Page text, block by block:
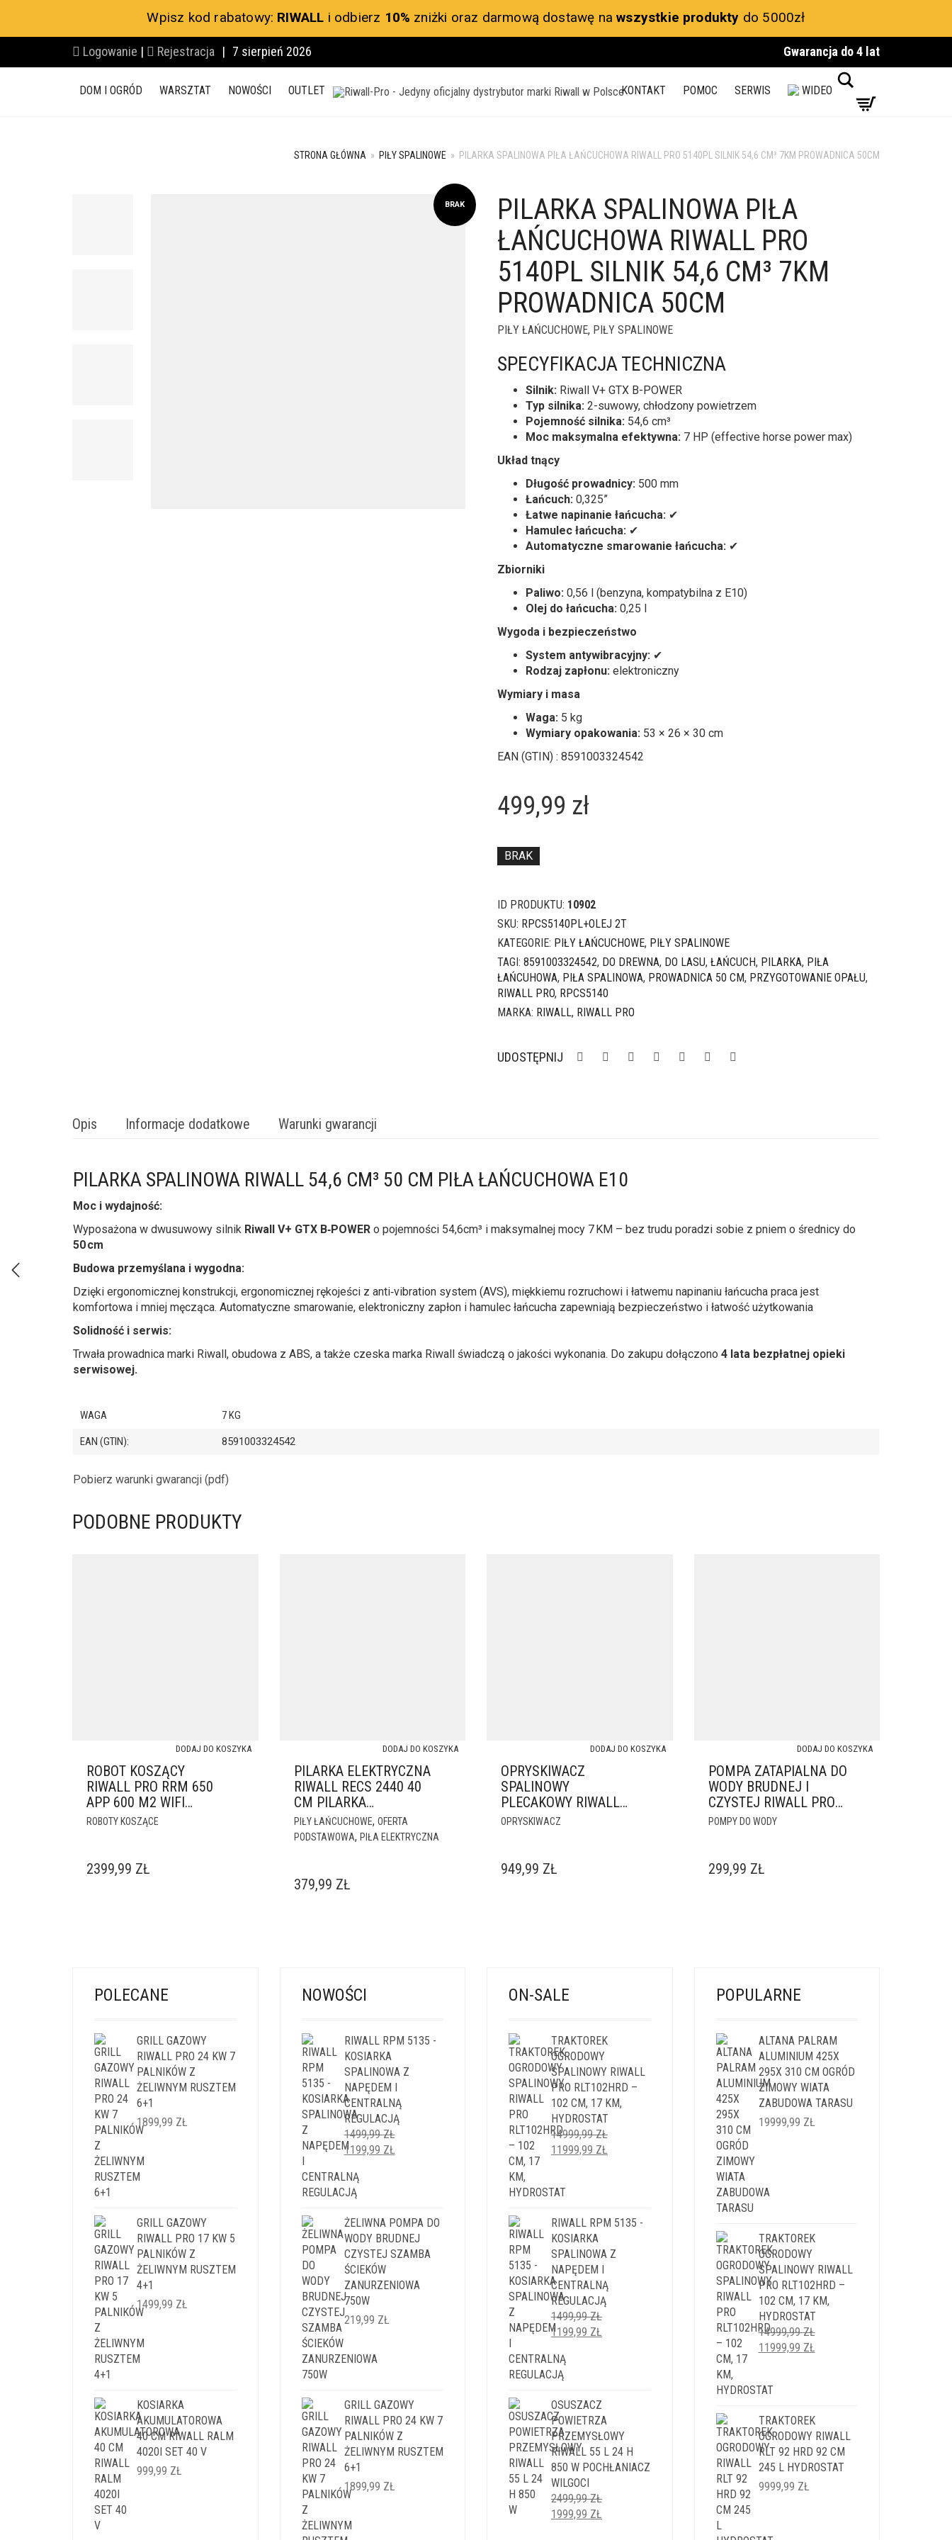
Wpisz kod rabatowy: RIWALL i odbierz 10% zniżki oraz darmową dostawę nawszystkie produkty do 5000zł
Logowanie | Rejestracja | 7 sierpień 2026 Gwarancja do 4 lat
DOM I OGRÓD WARSZTAT NOWOŚCI OUTLET KONTAKT POMOC SERWIS WIDEO
STRONA GŁÓWNA » PIŁY SPALINOWE » PILARKA SPALINOWA PIŁA ŁAŃCUCHOWA RIWALL PRO 5140PL SILNIK 54,6 CM³ 7KM PROWADNICA 50CM
BRAK
PILARKA SPALINOWA PIŁA
ŁAŃCUCHOWA RIWALL PRO
5140PL SILNIK 54,6 CM³ 7KM
PROWADNICA 50CM
PIŁY ŁAŃCUCHOWE, PIŁY SPALINOWE
SPECYFIKACJA TECHNICZNA
Silnik: Riwall V+ GTX B-POWER
Typ silnika: 2-suwowy, chłodzony powietrzem
Pojemność silnika: 54,6 cm³
Moc maksymalna efektywna: 7 HP (effective horse power max)
Układ tnący
Długość prowadnicy: 500 mm
Łańcuch: 0,325”
Łatwe napinanie łańcucha: ✔
Hamulec łańcucha: ✔
Automatyczne smarowanie łańcucha: ✔
Zbiorniki
Paliwo: 0,56 l (benzyna, kompatybilna z E10)
Olej do łańcucha: 0,25 l
Wygoda i bezpieczeństwo
System antywibracyjny: ✔
Rodzaj zapłonu: elektroniczny
Wymiary i masa
Waga: 5 kg
Wymiary opakowania: 53 × 26 × 30 cm
EAN (GTIN) : 8591003324542
499,99 zł
BRAK
ID PRODUKTU: 10902
SKU: RPCS5140PL+OLEJ 2T
KATEGORIE: PIŁY ŁAŃCUCHOWE, PIŁY SPALINOWE
TAGI: 8591003324542, DO DREWNA, DO LASU, ŁAŃCUCH, PILARKA, PIŁA
ŁAŃCUHOWA, PIŁA SPALINOWA, PROWADNICA 50 CM, PRZYGOTOWANIE OPAŁU,
RIWALL PRO, RPCS5140
MARKA: RIWALL, RIWALL PRO
UDOSTĘPNIJ
Opis Informacje dodatkowe Warunki gwarancji
PILARKA SPALINOWA RIWALL 54,6 CM³ 50 CM PIŁA ŁAŃCUCHOWA E10
Moc i wydajność:
Wyposażona w dwusuwowy silnik Riwall V+ GTX B‑POWER o pojemności 54,6cm³ i maksymalnej mocy 7 KM – bez trudu poradzi sobie z pniem o średnicy do
50 cm
Budowa przemyślana i wygodna:
Dzięki ergonomicznej konstrukcji, ergonomicznej rękojeści z anti‑vibration system (AVS), miękkiemu rozruchowi i łatwemu napinaniu łańcucha praca jest
komfortowa i mniej męcząca. Automatyczne smarowanie, elektroniczny zapłon i hamulec łańcucha zapewniają bezpieczeństwo i łatwość użytkowania
Solidność i serwis:
Trwała prowadnica marki Riwall, obudowa z ABS, a także czeska marka Riwall świadczą o jakości wykonania. Do zakupu dołączono 4 lata bezpłatnej opieki
serwisowej.
WAGA 7 KG
EAN (GTIN): 8591003324542
Pobierz warunki gwarancji (pdf)
PODOBNE PRODUKTY
ROBOT KOSZĄCY
RIWALL PRO RRM 650
APP 600 M2 WIFI
BLUETOOTH
ROBOTY KOSZĄCE
DODAJ DO KOSZYKA
2399,99 ZŁ
PILARKA ELEKTRYCZNA
RIWALL RECS 2440 40
CM PILARKA
ŁAŃCUCHOWA
PIŁY ŁAŃCUCHOWE, OFERTA
PODSTAWOWA, PIŁA ELEKTRYCZNA
DODAJ DO KOSZYKA
379,99 ZŁ
OPRYSKIWACZ
SPALINOWY
PLECAKOWY RIWALL
PRO RPSD 52 – 14 L /
OPRYSKIWACZ
DODAJ DO KOSZYKA
949,99 ZŁ
POMPA ZATAPIALNA DO
WODY BRUDNEJ I
CZYSTEJ RIWALL PRO
REP 1100 INOX 15000
POMPY DO WODY
DODAJ DO KOSZYKA
299,99 ZŁ
POLECANE
GRILL GAZOWY
RIWALL PRO 24 KW 7
PALNIKÓW Z
ŻELIWNYM RUSZTEM
6+1
1899,99 ZŁ
GRILL GAZOWY
RIWALL PRO 17 KW 5
PALNIKÓW Z
ŻELIWNYM RUSZTEM
4+1
1499,99 ZŁ
KOSIARKA
AKUMULATOROWA
40 CM RIWALL RALM
4020I SET 40 V
999,99 ZŁ
NOWOŚCI
RIWALL RPM 5135 -
KOSIARKA
SPALINOWA Z
NAPĘDEM I
CENTRALNĄ
REGULACJĄ
1499,99ZŁ
PIERWOTNA
WYNOSIŁA:
1499,99 ZŁ.
1199,99 ZŁ
ŻELIWNA POMPA DO
WODY BRUDNEJ
CZYSTEJ SZAMBA
ŚCIEKÓW
ZANURZENIOWA
750W
219,99 ZŁ
GRILL GAZOWY
RIWALL PRO 24 KW 7
PALNIKÓW Z
ŻELIWNYM RUSZTEM
6+1
1899,99 ZŁ
ON-SALE
TRAKTOREK
OGRODOWY
SPALINOWY RIWALL
PRO RLT102HRD –
102 CM, 17 KM,
HYDROSTAT
14999,99ZŁ
PIERWOTNA
14999,99 ZŁ.
11999,99 ZŁ
RIWALL RPM 5135 -
KOSIARKA
SPALINOWA Z
NAPĘDEM I
CENTRALNĄ
REGULACJĄ
1499,99ZŁ
PIERWOTNA
WYNOSIŁA:
1499,99 ZŁ.
1199,99 ZŁ
OSUSZACZ
POWIETRZA
PRZEMYSŁOWY
RIWALL 55 L 24 H
850 W POCHŁANIACZ
WILGOCI
2499,99ZŁ
PIERWOTNA
1999,99 ZŁ
POPULARNE
ALTANA PALRAM
ALUMINIUM 425X
295X 310 CM OGRÓD
ZIMOWY WIATA
ZABUDOWA TARASU
19999,99 ZŁ
TRAKTOREK
OGRODOWY
SPALINOWY RIWALL
PRO RLT102HRD –
102 CM, 17 KM,
HYDROSTAT
14999,99ZŁ
PIERWOTNA
14999,99 ZŁ.
11999,99 ZŁ
TRAKTOREK
OGRODOWY RIWALL
RLT 92 HRD 92 CM
245 L HYDROSTAT
9999,99 ZŁ